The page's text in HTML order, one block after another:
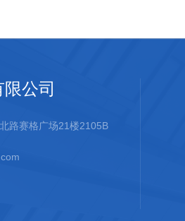
公司
路赛格广场21楼2105B